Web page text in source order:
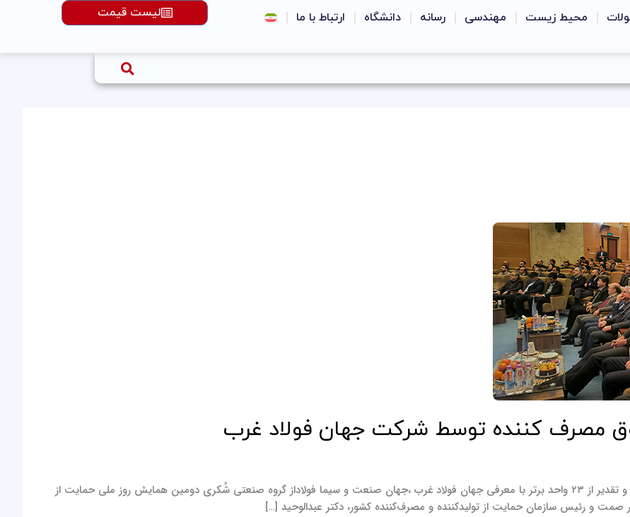
محیط زیست مهندسی رسانه دانشگاه ارتباط با ما لیست قیمت
مصرف کننده توسط شرکت جهان فولاد غرب
برگزاری همایش ملی حمایت از حقوق مصرف‌کننده در کرمانشاه و تقدیر از ۲۳ واحد برتر با معرفی جهان فولاد غرب ،جهان صنعت و سیما فولاداز گروه صنعتی شُکری دومین همایش روز ملی حمایت از
و رئیس سازمان حمایت از تولیدکننده و مصرف‌کننده کشور، دکتر عبدالوحید […]